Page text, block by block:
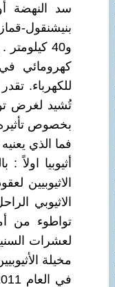
سد النهضة
كهرومائي في
تُشيد لغرض
بخصوص
فما الذي
أثيوبيا
الاثيوبي
تواطوء من
لعشرات
مخيلة